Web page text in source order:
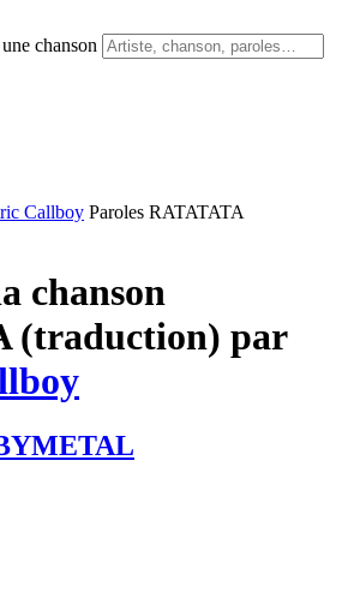
chanson
Callboy Paroles RATATATA
chanson
(traduction) par